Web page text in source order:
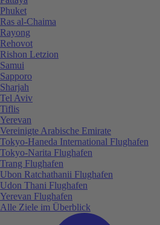
Phuket
Ras al-Chaima
Rayong
Rehovot
Rishon Letzion
Samui
Sapporo
Sharjah
Tel Aviv
Tiflis
Yerevan
Vereinigte Arabische Emirate
Tokyo-Haneda International Flughafen
Tokyo-Narita Flughafen
Trang Flughafen
Ubon Ratchathanii Flughafen
Udon Thani Flughafen
Yerevan Flughafen
Alle Ziele im Überblick